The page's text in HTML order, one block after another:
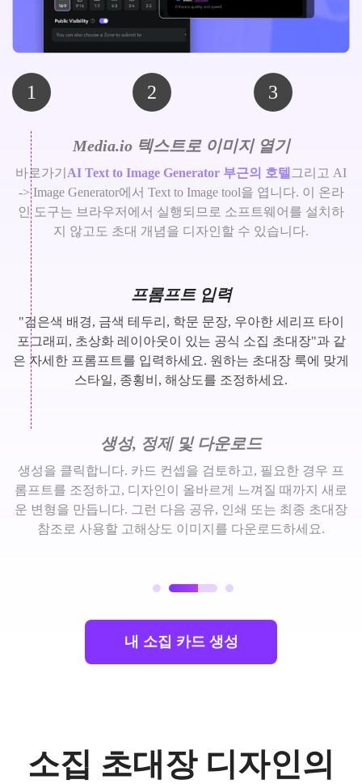
1 2 3
Media.io 텍스트로 이미지 열기
바로가기 AI Text to Image Generator 부근의 호텔 그리고 AI
-> Image Generator에서 Text to Image tool을 엽니다. 이 온라
인 도구는 브라우저에서 실행되므로 소프트웨어를 설치하
지 않고도 초대 개념을 디자인할 수 있습니다.
프롬프트 입력
"검은색 배경, 금색 테두리, 학문 문장, 우아한 세리프 타이
포그래피, 초상화 레이아웃이 있는 공식 소집 초대장"과 같
은 자세한 프롬프트를 입력하세요. 원하는 초대장 룩에 맞게
스타일, 종횡비, 해상도를 조정하세요.
생성, 정제 및 다운로드
생성을 클릭합니다. 카드 컨셉을 검토하고, 필요한 경우 프
롬프트를 조정하고, 디자인이 올바르게 느껴질 때까지 새로
운 변형을 만듭니다. 그런 다음 공유, 인쇄 또는 최종 초대장
참조로 사용할 고해상도 이미지를 다운로드하세요.
내 소집 카드 생성
소집 초대장 디자인의